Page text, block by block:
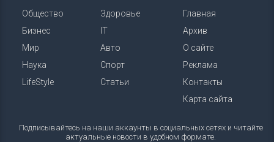
Общество
Бизнес
Мир
Наука
LifeStyle
Здоровье
IT
Авто
Спорт
Статьи
Главная
Архив
О сайте
Реклама
Контакты
Карта сайта
Подписывайтесь на наши аккаунты в социальных сетях и читайте
актуальные новости в удобном формате.